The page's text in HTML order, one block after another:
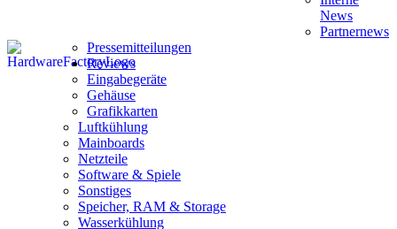
News
Partnernews
Pressemitteilungen
Reviews
Eingabegeräte
Gehäuse
Grafikkarten
Luftkühlung
Mainboards
Netzteile
Software & Spiele
Sonstiges
Speicher, RAM & Storage
Wasserkühlung